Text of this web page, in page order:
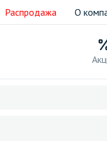
Распродажа О